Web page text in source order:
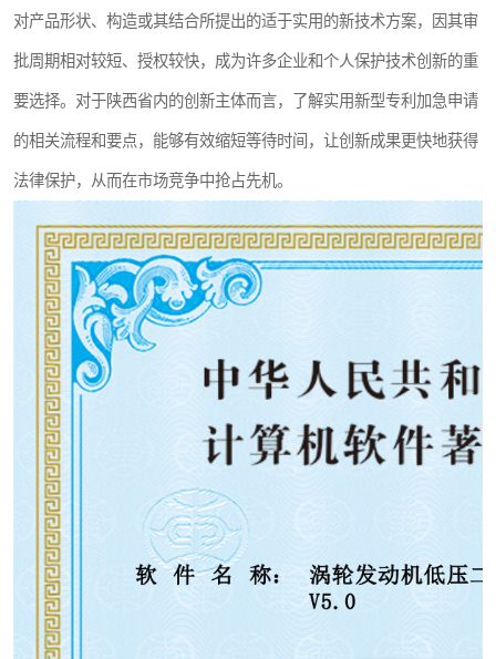
对产品形状、构造或其结合所提出的适于实用的新技术方案，因其审
批周期相对较短、授权较快，成为许多企业和个人保护技术创新的重
要选择。对于陕西省内的创新主体而言，了解实用新型专利加急申请
的相关流程和要点，能够有效缩短等待时间，让创新成果更快地获得
法律保护，从而在市场竞争中抢占先机。